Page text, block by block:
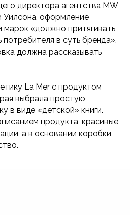
директора агентства MW
Уилсона, оформление
марок «должно притягивать,
потребителя в суть бренда».
должна рассказывать
La Mer с продуктом
выбрала простую,
в виде «детской» книги.
продукта, красивые
а в основании коробки